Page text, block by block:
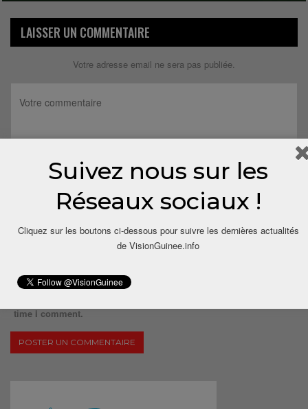
LAISSER UN COMMENTAIRE
Votre adresse email ne sera pas publiée.
time I comment.
Suivez nous sur les
Réseaux sociaux !
Cliquez sur les boutons ci-dessous pour suivre les dernières actualités
de VisionGuinee.info